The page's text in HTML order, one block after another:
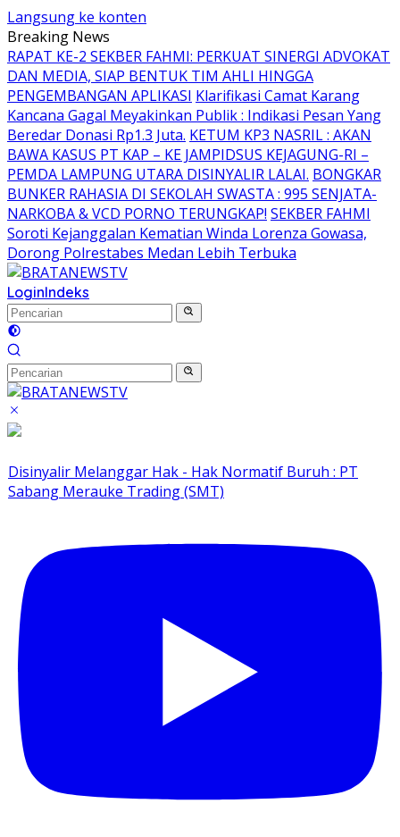
Langsung ke konten
Breaking News
RAPAT KE-2 SEKBER FAHMI: PERKUAT SINERGI ADVOKAT
DAN MEDIA, SIAP BENTUK TIM AHLI HINGGA
PENGEMBANGAN APLIKASI Klarifikasi Camat Karang
Kancana Gagal Meyakinkan Publik : Indikasi Pesan Yang
Beredar Donasi Rp1.3 Juta. KETUM KP3 NASRIL : AKAN
BAWA KASUS PT KAP – KE JAMPIDSUS KEJAGUNG-RI –
PEMDA LAMPUNG UTARA DISINYALIR LALAI. BONGKAR
BUNKER RAHASIA DI SEKOLAH SWASTA : 995 SENJATA-
NARKOBA & VCD PORNO TERUNGKAP! SEKBER FAHMI
Soroti Kejanggalan Kematian Winda Lorenza Gowasa,
Dorong Polrestabes Medan Lebih Terbuka
LoginIndeks
Disinyalir Melanggar Hak - Hak Normatif Buruh : PT
Sabang Merauke Trading (SMT)